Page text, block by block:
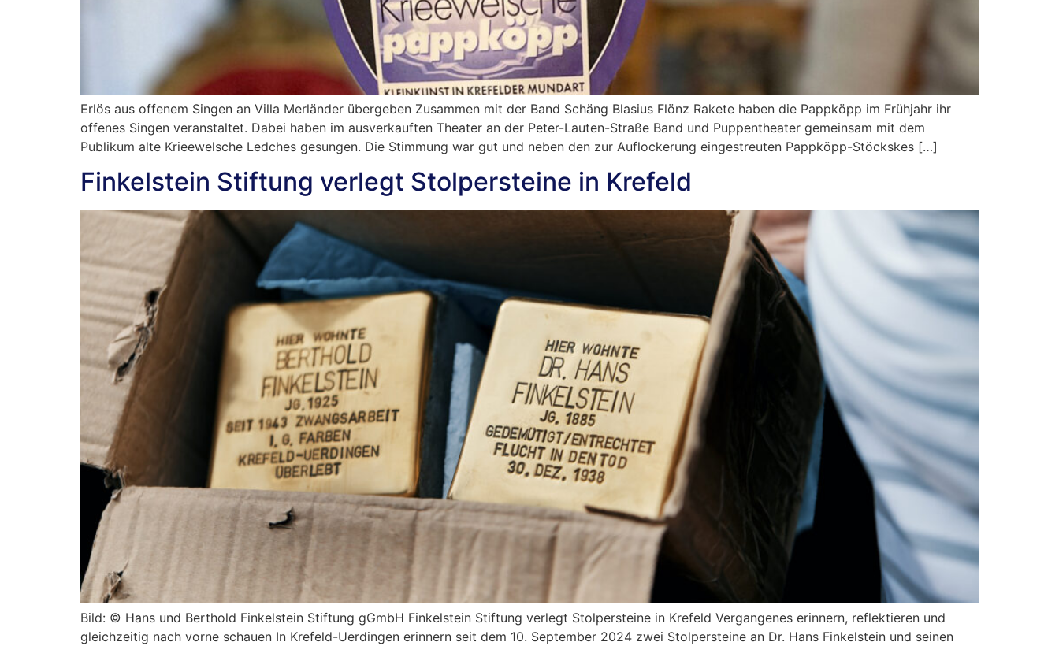
Erlös aus offenem Singen an Villa Merländer übergeben Zusammen mit der Band Schäng Blasius Flönz Rakete haben die Pappköpp im Frühjahr ihr
offenes Singen veranstaltet. Dabei haben im ausverkauften Theater an der Peter-Lauten-Straße Band und Puppentheater gemeinsam mit dem
Publikum alte Krieewelsche Ledches gesungen. Die Stimmung war gut und neben den zur Auflockerung eingestreuten Pappköpp-Stöckskes […]
Finkelstein Stiftung verlegt Stolpersteine in Krefeld
Bild: © Hans und Berthold Finkelstein Stiftung gGmbH Finkelstein Stiftung verlegt Stolpersteine in Krefeld Vergangenes erinnern, reflektieren und
gleichzeitig nach vorne schauen In Krefeld-Uerdingen erinnern seit dem 10. September 2024 zwei Stolpersteine an Dr. Hans Finkelstein und seinen